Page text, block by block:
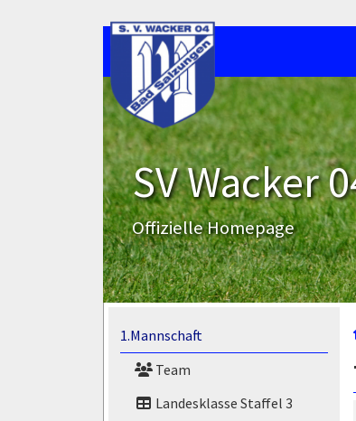
SV Wacker
Offizielle Homepage
1.Mannschaft
Team
Landesklasse Staffel 3